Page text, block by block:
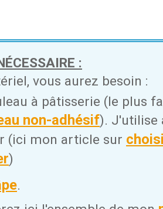
:
vous aurez besoin :
à pâtisserie (le plus
non-adhésif). J'utilise
(ici mon article sur
)
.